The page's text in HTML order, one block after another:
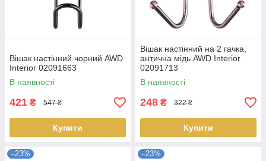
Вішак настінний чорний AWD
Interior 02091663
В наявності
421 ₴ 547 ₴
Купити
Вішак настінний на 2 гачка,
антична мідь AWD Interior
02091713
В наявності
248 ₴ 322 ₴
Купити
–23% –23%